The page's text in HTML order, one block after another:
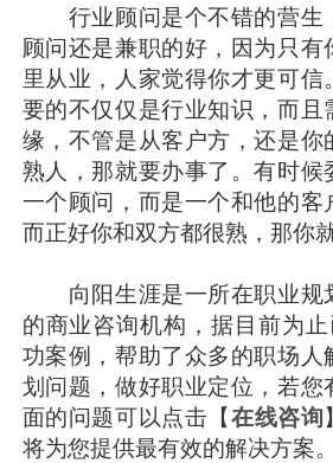
行业顾问是个不错的营生
顾问还是兼职的好，因为只有
里从业，人家觉得你才更可信
要的不仅仅是行业知识，而且
缘，不管是从客户方，还是你
熟人，那就要办事了。有时候
一个顾问，而是一个和他的客
而正好你和双方都很熟，那你
向阳生涯是一所在职业规
的商业咨询机构，据目前为
功案例，帮助了众多的职场人
划问题，做好职业定位，若您
面的问题可以点击【在线咨询
将为您提供最有效的解决方案。